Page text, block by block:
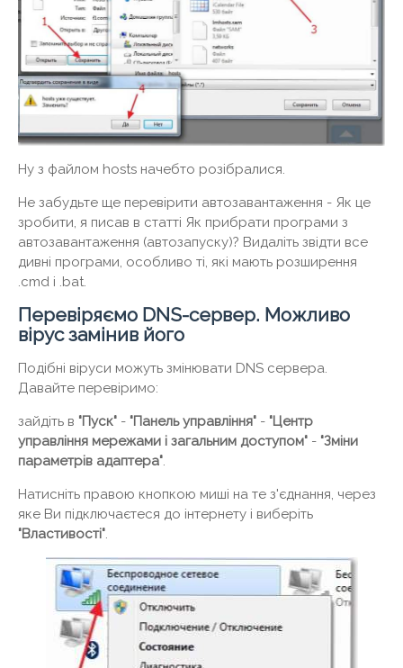
Ну з файлом hosts начебто розібралися.
Не забудьте ще перевірити автозавантаження - Як це
зробити, я писав в статті Як прибрати програми з
автозавантаження (автозапуску)? Видаліть звідти все
дивні програми, особливо ті, які мають розширення
.cmd і .bat.
Перевіряємо DNS-сервер. Можливо
вірус замінив його
Подібні віруси можуть змінювати DNS сервера.
Давайте перевіримо:
зайдіть в "Пуск" - "Панель управління" - "Центр
управління мережами і загальним доступом" - "Зміни
параметрів адаптера".
Натисніть правою кнопкою миші на те з'єднання, через
яке Ви підключаєтеся до інтернету і виберіть
"Властивості".